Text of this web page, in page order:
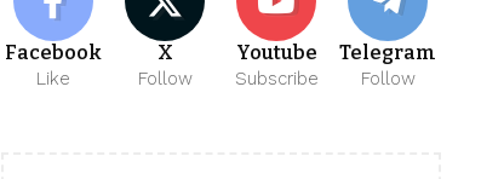
Facebook
Like
X
Follow
Youtube
Subscribe
Telegram
Follow